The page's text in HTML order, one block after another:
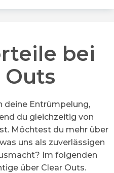
bei
Outs
deine Entrümpelung,
du gleichzeitig von
Möchtest du mehr über
uns als zuverlässigen
Im folgenden
über Clear Outs.